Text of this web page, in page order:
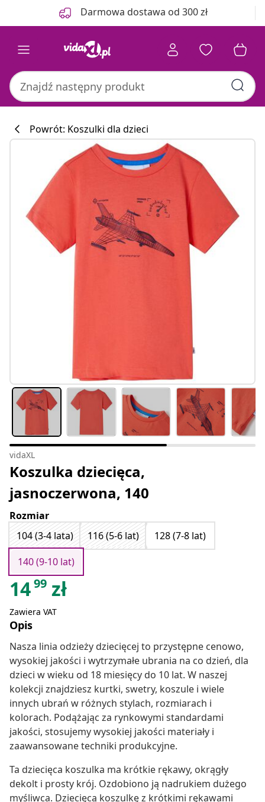
Darmowa dostawa od 300 zł
Powrót: Koszulki dla dzieci
vidaXL
Koszulka dziecięca,
jasnoczerwona, 140
Rozmiar
104 (3-4 lata)
116 (5-6 lat)
128 (7-8 lat)
140 (9-10 lat)
1499 zł
Zawiera VAT
Opis
Nasza linia odzieży dziecięcej to przystępne cenowo,
wysokiej jakości i wytrzymałe ubrania na co dzień, dla
dzieci w wieku od 18 miesięcy do 10 lat. W naszej
kolekcji znajdziesz kurtki, swetry, koszule i wiele
innych ubrań w różnych stylach, rozmiarach i
kolorach. Podążając za rynkowymi standardami
jakości, stosujemy wysokiej jakości materiały i
zaawansowane techniki produkcyjne.
Ta dziecięca koszulka ma krótkie rękawy, okrągły
dekolt i prosty krój. Ozdobiono ją nadrukiem dużego
myśliwca. Dziecięcą koszulkę z krótkimi rękawami